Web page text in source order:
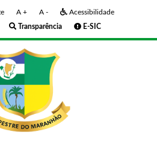
A + A -
Acessibilidade
Transparência E-SIC